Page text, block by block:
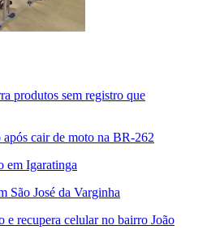
produtos sem registro que
cair de moto na BR-262
em Igaratinga
São José da Varginha
recupera celular no bairro João